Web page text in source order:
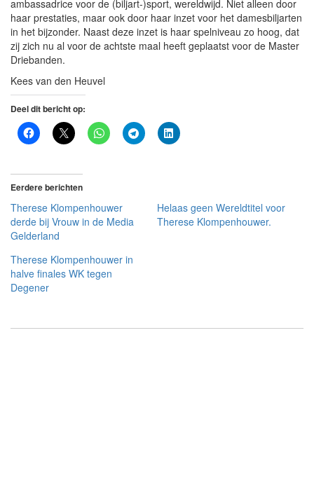
ambassadrice voor de (biljart-)sport, wereldwijd. Niet alleen door
haar prestaties, maar ook door haar inzet voor het damesbiljarten
in het bijzonder. Naast deze inzet is haar spelniveau zo hoog, dat
zij zich nu al voor de achtste maal heeft geplaatst voor de Master
Driebanden.
Kees van den Heuvel
Deel dit bericht op:
Eerdere berichten
Therese Klompenhouwer
derde bij Vrouw in de Media
Gelderland
Helaas geen Wereldtitel voor
Therese Klompenhouwer.
Therese Klompenhouwer in
halve finales WK tegen
Degener